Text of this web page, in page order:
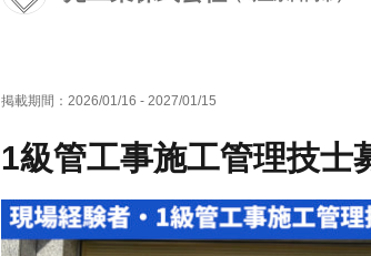
掲載期間： 2026/01/16 - 2027/01/15
1級管工事施工管理技士